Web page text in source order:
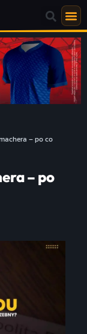
– po co
– po